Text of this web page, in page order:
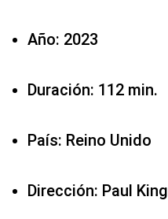
Año: 2023
Duración: 112 min.
País: Reino Unido
Dirección: Paul King